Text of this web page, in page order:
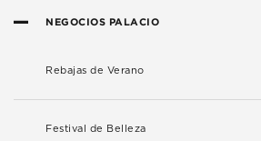
NEGOCIOS PALACIO
Rebajas de Verano
Festival de Belleza